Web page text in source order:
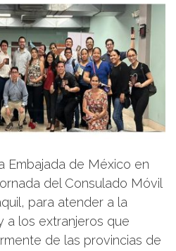
Embajada de México en
del Consulado Móvil
para atender a la
a los extranjeros que
de las provincias de